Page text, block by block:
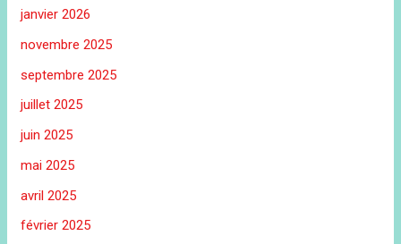
janvier 2026
novembre 2025
septembre 2025
juillet 2025
juin 2025
mai 2025
avril 2025
février 2025